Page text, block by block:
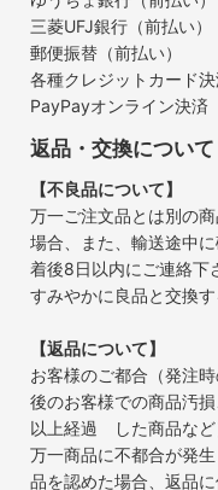
三菱UFJ銀行（前払い）
郵便振替（前払い）
各種クレジットカード
PayPayオンライン決済
返品・交換について
【不良品について】
万一ご注文品とは別の
場合、また、輸送途中
着後8日以内にご連絡下
すみやかに良品と交換
【返品について】
お客様のご都合（発注
後のお客様での商品汚
以上経過 した商品など
万一商品に不都合が発
品を認めた場合、返品